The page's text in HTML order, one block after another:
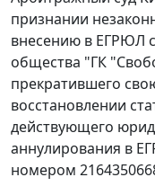
признании
внесению в ЕГРЮЛ
общества "ГК
прекратившего
восстановлении
действующего
аннулирования в
номером